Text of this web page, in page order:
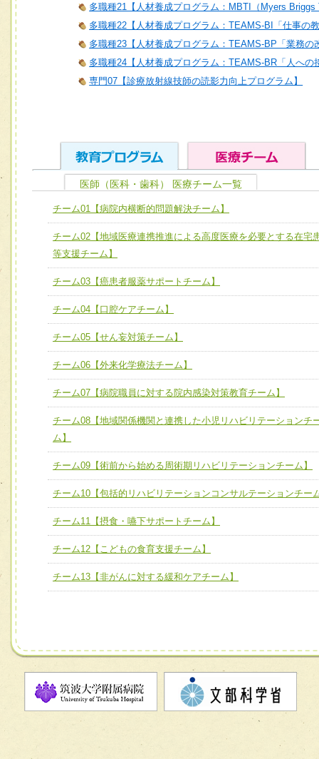
多職種21【人材養成プログラム：MBTI（Myers
多職種22【人材養成プログラム：TEAMS-BI「仕事の
多職種23【人材養成プログラム：TEAMS-BP「業務の
多職種24【人材養成プログラム：TEAMS-BR「人への
専門07【診療放射線技師の読影力向上プログラム】
ユニット１ 医療人としての基礎能力
全人的医療を実践する医療人として、必要な基礎能力を身
ける
必要に応じて柔軟に医療チームを組織し、強調できる
ユニット３ 多職種連携力
他職種の視点とスキルを学び、相互理解と連携を深める
チーム01【病院内横断的問題解決チーム】
チーム02【地域医療連携推進による高度医療を必要とする
宅患者等支援チーム】
チーム05【せん妄対策チーム】
チーム06【外来化学療法チーム】
チーム07【病院職員に対する院内感染対策教育チーム】
チーム08【地域関係機関と連携した小児リハビリテーショ
チーム09【術前から始める周術期リハビリテーションチー
ム】
チーム10【包括的リハビリテーションコンサルテーション
ーム】
チーム11【摂食・嚥下サポートチーム】
チーム12【こどもの食育支援チーム】
医師（医科・歯科） 医療チーム一覧
チーム01【病院内横断的問題解決チーム】
チーム02【地域医療連携推進による高度医療を必要とする在宅
等支援チーム】
チーム03【癌患者服薬サポートチーム】
チーム04【口腔ケアチーム】
チーム05【せん妄対策チーム】
チーム06【外来化学療法チーム】
チーム07【病院職員に対する院内感染対策教育チーム】
チーム08【地域関係機関と連携した小児リハビリテーションチ
ム】
チーム09【術前から始める周術期リハビリテーションチーム】
チーム10【包括的リハビリテーションコンサルテーションチー
チーム11【摂食・嚥下サポートチーム】
チーム12【こどもの食育支援チーム】
チーム13【非がんに対する緩和ケアチーム】